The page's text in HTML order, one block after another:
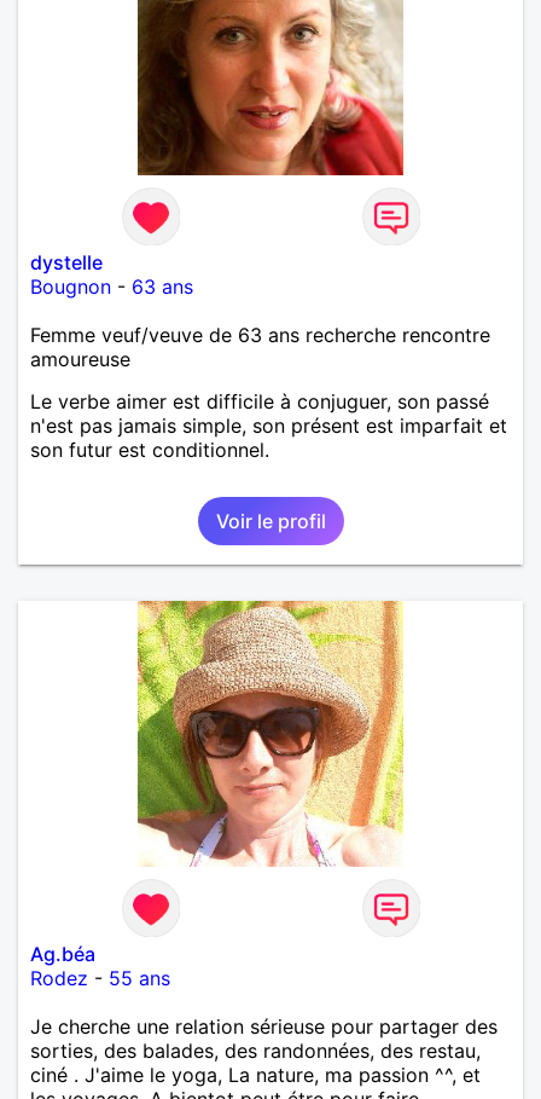
dystelle
Bougnon - 63 ans
Femme veuf/veuve de 63 ans recherche rencontre
amoureuse
Le verbe aimer est difficile à conjuguer, son passé
n'est pas jamais simple, son présent est imparfait et
son futur est conditionnel.
Voir le profil
Ag.béa
Rodez - 55 ans
Je cherche une relation sérieuse pour partager des
sorties, des balades, des randonnées, des restau,
ciné . J'aime le yoga, La nature, ma passion ^^, et